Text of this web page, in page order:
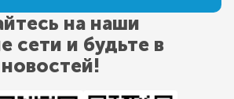
на наши
сети и будьте в